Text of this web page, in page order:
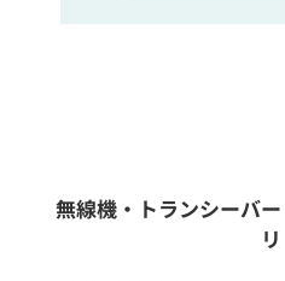
フリーワード入力(
無線機・トランシーバ
リ